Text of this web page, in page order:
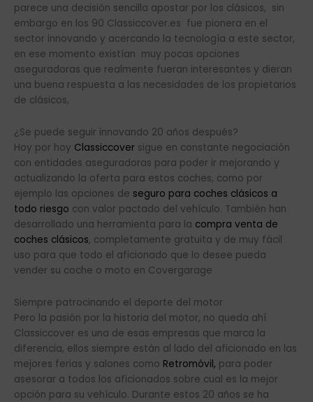
parece una decisión sencilla apostar por los clásicos, sin
embargo en los 90 Classiccover.es fue pionera en el
sector innovando y acercando la tecnología a este sector,
en ese momento existían muy pocas opciones
aseguradoras que realmente fueran interesantes y dieran
una buena respuesta a las necesidades de los propietarios
de clásicos,
¿Se puede seguir innovando 20 años después?
Hoy por hoy Classiccover sigue en constante negociación
con entidades aseguradoras para poder ir mejorando y
actualizando la oferta para estos coches, como por
ejemplo las opciones de seguro para coches clásicos a
todo riesgo con valor pactado del vehículo. También han
desarrollado una herramienta para la compra venta de
coches clásicos, completamente gratuita y de muy fácil
uso para que todo el aficionado que lo desee pueda
vender su coche o moto en Covergarage
Siempre patrocinando el deporte del motor
Pero la pasión por la historia del motor, no queda ahí
Classiccover es una de esas empresas que marca la
diferencia, ellos siempre están al lado del aficionado en las
mejores ferias y salones como Retromóvil, para poder
asesorar a todos los aficionados sobre cual es la mejor
opción para su vehículo. Durante estos 20 años se ha